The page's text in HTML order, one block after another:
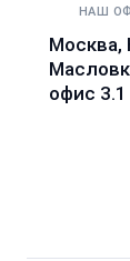
НАШ
Москва,
офис 3.1